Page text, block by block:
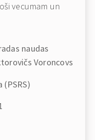
vecumam un
naudas
Voroncovs
(PSRS)